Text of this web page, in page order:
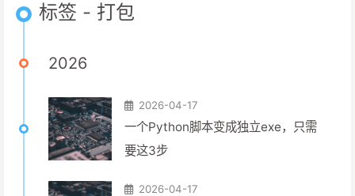
标签 - 打包
2026
2026-04-17
一个Python脚本变成独立exe，只需
要这3步
2026-04-17